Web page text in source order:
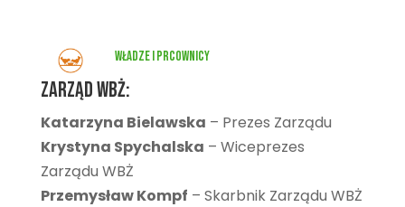
WŁADZE I PRCOWNICY
Zarząd WBŻ:
Katarzyna Bielawska – Prezes Zarządu
Krystyna Spychalska – Wiceprezes
Zarządu WBŻ
Przemysław Kompf – Skarbnik Zarządu WBŻ